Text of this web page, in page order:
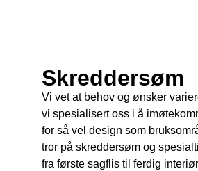
Skreddersøm
Vi vet at behov og ønsker
vi spesialisert oss i å
for så vel design som
tror på skreddersøm og
fra første sagflis til ferdig